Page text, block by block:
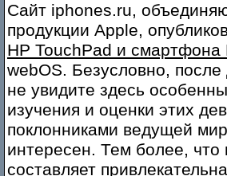
Сайт iphones.ru,
продукции Apple,
HP TouchPad и смартфона
webOS. Безусловно,
не увидите здесь
изучения и оценки этих
поклонниками ведущей
интересен. Тем более,
составляет